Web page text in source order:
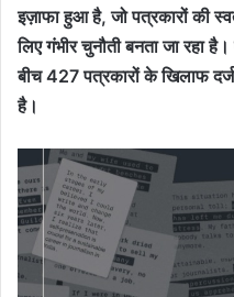
इज़ाफा हुआ है, जो पत्रकारों की
लिए गंभीर चुनौती बनता जा रहा
बीच 427 पत्रकारों के खिलाफ
है।